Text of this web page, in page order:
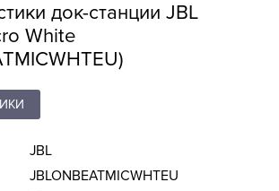
док-станции JBL
White
JBL
JBLONBEATMICWHTEU